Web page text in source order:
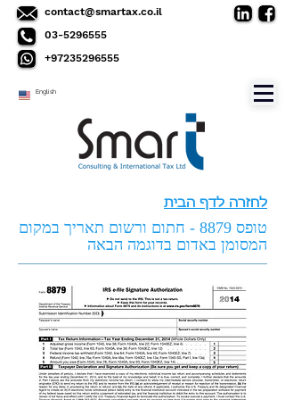
contact@smartax.co.il
03-5296555
+97235296555
English
לחזרה לדף הבית
טופס 8879 - חתום ורשום תאריך במקום
המסומן באדום בדוגמה הבאה